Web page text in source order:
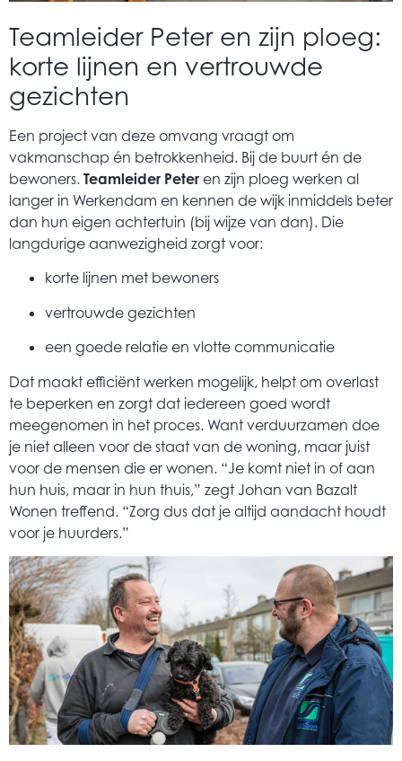
Teamleider Peter en zijn ploeg:
korte lijnen en vertrouwde
gezichten
Een project van deze omvang vraagt om
vakmanschap én betrokkenheid. Bij de buurt én de
bewoners. Teamleider Peter en zijn ploeg werken al
langer in Werkendam en kennen de wijk inmiddels beter
dan hun eigen achtertuin (bij wijze van dan). Die
langdurige aanwezigheid zorgt voor:
korte lijnen met bewoners
vertrouwde gezichten
een goede relatie en vlotte communicatie
Dat maakt efficiënt werken mogelijk, helpt om overlast
te beperken en zorgt dat iedereen goed wordt
meegenomen in het proces. Want verduurzamen doe
je niet alleen voor de staat van de woning, maar juist
voor de mensen die er wonen. “Je komt niet in of aan
hun huis, maar in hun thuis,” zegt Johan van Bazalt
Wonen treffend. “Zorg dus dat je altijd aandacht houdt
voor je huurders.”